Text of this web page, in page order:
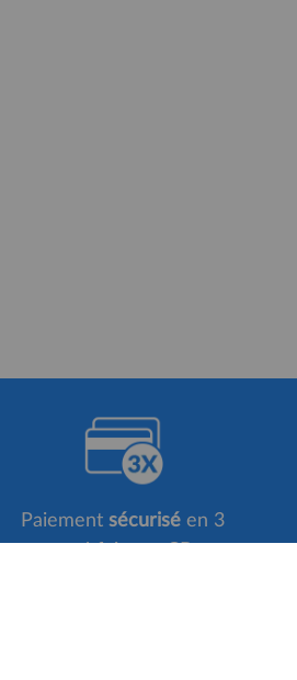
Paiement sécurisé en 3